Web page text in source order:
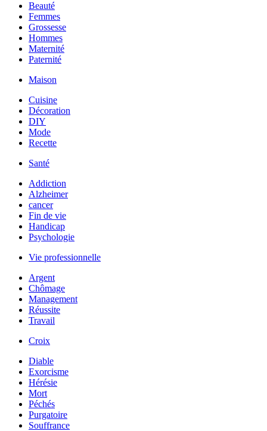
Beauté
Femmes
Grossesse
Hommes
Maternité
Paternité
Maison
Cuisine
Décoration
DIY
Mode
Recette
Santé
Addiction
Alzheimer
cancer
Fin de vie
Handicap
Psychologie
Vie professionnelle
Argent
Chômage
Management
Réussite
Travail
Croix
Diable
Exorcisme
Hérésie
Mort
Péchés
Purgatoire
Souffrance